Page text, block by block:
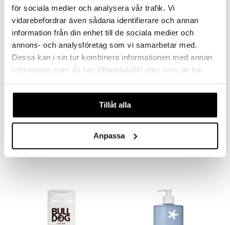
för sociala medier och analysera vår trafik. Vi
vidarebefordrar även sådana identifierare och annan
information från din enhet till de sociala medier och
annons- och analysföretag som vi samarbetar med.
Dessa kan i sin tur kombinera informationen med annan
information som du har tillhandahållit eller som de har
våra cookies vid fortsatt användande av vår webbplats.
Tillåt alla
Anpassa
Saatavana useana vaihtoehtona
CeraVe Moisturising Lotion
alk.8,90 €
Bepanthen Derma Restoring Daily Body Lotion
25,90 €